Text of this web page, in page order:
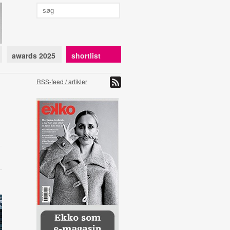
awards 2025 shortlist
RSS-feed / artikler